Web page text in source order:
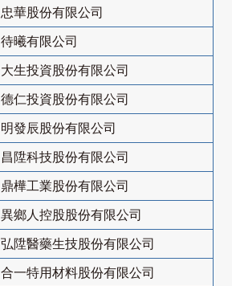
忠華股份有限公司
待曦有限公司
大生投資股份有限公司
德仁投資股份有限公司
明發辰股份有限公司
昌陞科技股份有限公司
鼎樺工業股份有限公司
異鄉人控股股份有限公司
弘陞醫藥生技股份有限公司
合一特用材料股份有限公司